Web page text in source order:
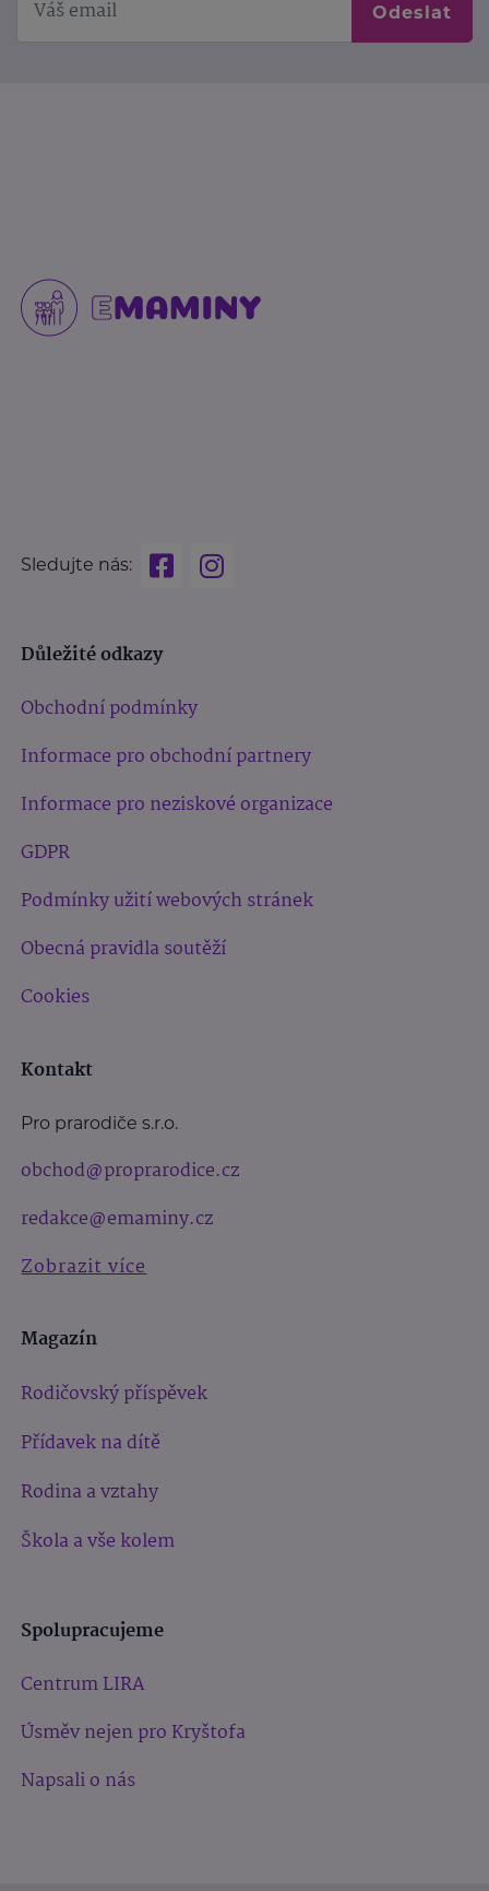
Odeslat
Sledujte nás:
Důležité odkazy
Obchodní podmínky
Informace pro obchodní partnery
Informace pro neziskové organizace
GDPR
Podmínky užití webových stránek
Obecná pravidla soutěží
Cookies
Kontakt
Pro prarodiče s.r.o.
obchod@proprarodice.cz
redakce@emaminy.cz
Zobrazit více
Magazín
Rodičovský příspěvek
Přídavek na dítě
Rodina a vztahy
Škola a vše kolem
Spolupracujeme
Centrum LIRA
Úsměv nejen pro Kryštofa
Napsali o nás